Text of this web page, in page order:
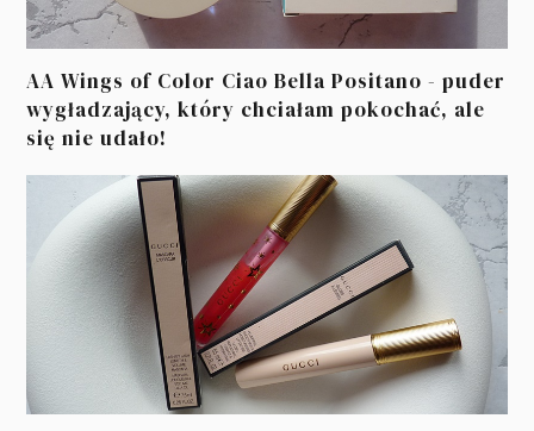
AA Wings of Color Ciao Bella Positano - puder
wygładzający, który chciałam pokochać, ale
się nie udało!